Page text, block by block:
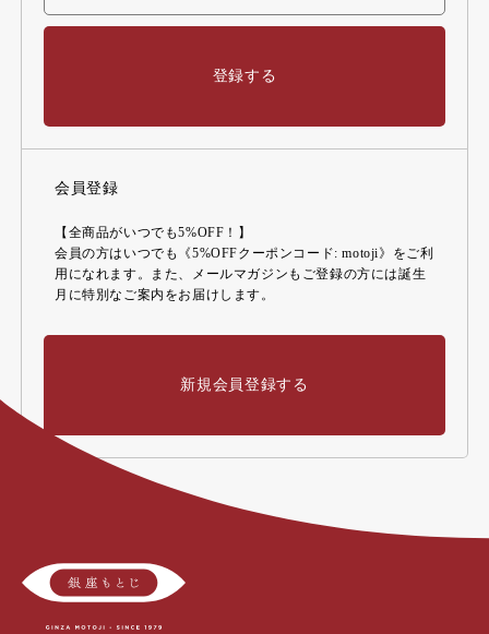
登録する
会員登録
【全商品がいつでも5%OFF！】
会員の方はいつでも《5%OFFクーポンコード: motoji》をご利
用になれます。また、メールマガジンもご登録の方には誕生
月に特別なご案内をお届けします。
新規会員登録する